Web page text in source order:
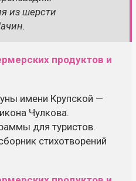
из шерсти
имени Крупской —
Чулкова.
для туристов.
стихотворений